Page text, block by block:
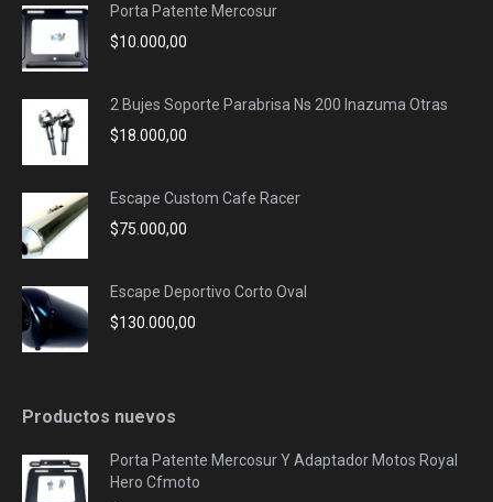
Porta Patente Mercosur
$10.000,00
2 Bujes Soporte Parabrisa Ns 200 Inazuma Otras
$18.000,00
Escape Custom Cafe Racer
$75.000,00
Escape Deportivo Corto Oval
$130.000,00
Productos nuevos
Porta Patente Mercosur Y Adaptador Motos Royal
Hero Cfmoto